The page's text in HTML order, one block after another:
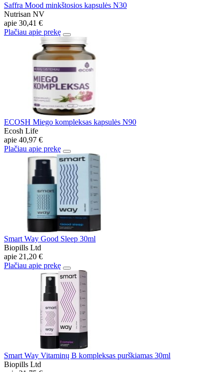
Saffra Mood minkštosios kapsulės N30
Nutrisan NV
apie 30,41 €
Plačiau apie prekę
ECOSH Miego kompleksas kapsulės N90
Ecosh Life
apie 40,97 €
Plačiau apie prekę
Smart Way Good Sleep 30ml
Biopills Ltd
apie 21,20 €
Plačiau apie prekę
Smart Way Vitaminų B kompleksas purškiamas 30ml
Biopills Ltd